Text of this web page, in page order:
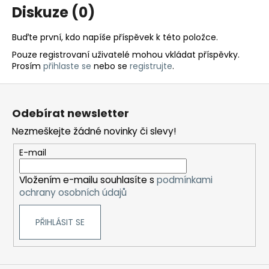
Diskuze (0)
Buďte první, kdo napíše příspěvek k této položce.
Pouze registrovaní uživatelé mohou vkládat příspěvky.
Prosím přihlaste se nebo se registrujte.
Odebírat newsletter
Nezmeškejte žádné novinky či slevy!
E-mail
Vložením e-mailu souhlasíte s podmínkami
ochrany osobních údajů
PŘIHLÁSIT SE